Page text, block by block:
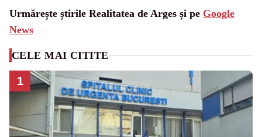
Urmărește știrile Realitatea de Arges și pe Google
News
CELE MAI CITITE
1